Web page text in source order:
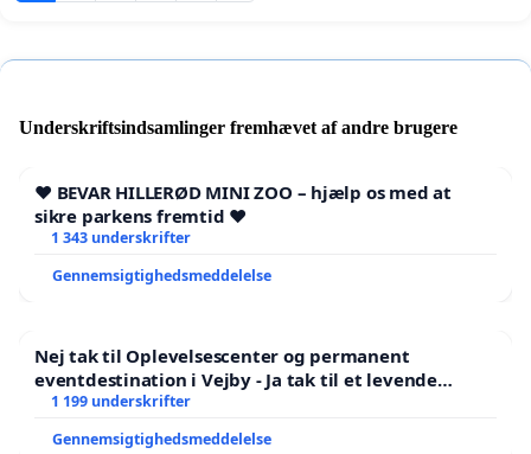
Underskriftsindsamlinger fremhævet af andre brugere
❤️ BEVAR HILLERØD MINI ZOO – hjælp os med at
sikre parkens fremtid ❤️
1 343 underskrifter
Gennemsigtighedsmeddelelse
Nej tak til Oplevelsescenter og permanent
eventdestination i Vejby - Ja tak til et levende
lokalområde i balance
1 199 underskrifter
Gennemsigtighedsmeddelelse